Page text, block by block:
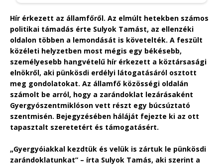
Hír érkezett az államfőről. Az elmúlt hetekben számos
politikai támadás érte Sulyok Tamást, az ellenzéki
oldalon többen a lemondását is követelték. A feszült
közéleti helyzetben most mégis egy békésebb,
személyesebb hangvételű hír érkezett a köztársasági
elnökről, aki pünkösdi erdélyi látogatásáról osztott
meg gondolatokat. Az államfő közösségi oldalán
számolt be arról, hogy a zarándoklat lezárásaként
Gyergyószentmiklóson vett részt egy búcsúztató
szentmisén. Bejegyzésében háláját fejezte ki az ott
tapasztalt szeretetért és támogatásért.
„Gyergyóiakkal kezdtük és velük is zártuk le pünkösdi
zarándoklatunkat” – írta Sulyok Tamás, aki szerint a